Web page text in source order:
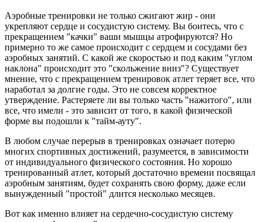
Аэробные тренировки не только сжигают жир - они
укрепляют сердце и сосудистую систему. Вы боитесь, что с
прекращением "качки" ваши мышцы атрофируются? Но
примерно то же самое происходит с сердцем и сосудами без
аэробных занятий. С какой же скоростью и под каким "углом
наклона" происходит это "скольжение вниз"? Существует
мнение, что с прекращением тренировок атлет теряет все, что
наработал за долгие годы. Это не совсем корректное
утверждение. Растеряете ли вы только часть "нажитого", или
все, что имели - это зависит от того, в какой физической
форме вы подошли к "тайм-ауту".
В любом случае перерыв в тренировках означает потерю
многих спортивных достижений, разумеется, в зависимости
от индивидуального физического состояния. Но хорошо
тренированный атлет, который достаточно времени посвящал
аэробным занятиям, будет сохранять свою форму, даже если
вынужденный "простой" длится несколько месяцев.
Вот как именно влияет на сердечно-сосудистую систему